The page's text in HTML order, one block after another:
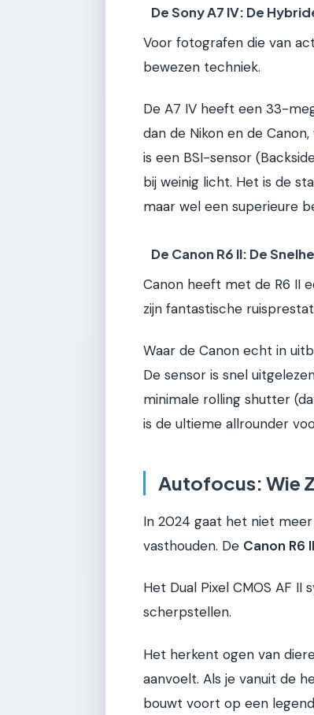
De Sony A7 IV: De
Voor fotografen die van
bewezen techniek.
De A7 IV heeft een 33-
dan de Nikon en de
is een BSI-sensor
bij weinig licht. Het is de
maar wel een superieure
De Canon R6 II: De
Canon heeft met de R6 II
zijn fantastische
Waar de Canon echt in
De sensor is snel
minimale rolling shutter
is de ultieme allrounder
Autofocus: Wie
In 2024 gaat het niet
vasthouden. De Canon R6 II
Het Dual Pixel CMOS AF
scherpstellen.
Het herkent ogen van
aanvoelt. Als je vanuit de
bouwt voort op een